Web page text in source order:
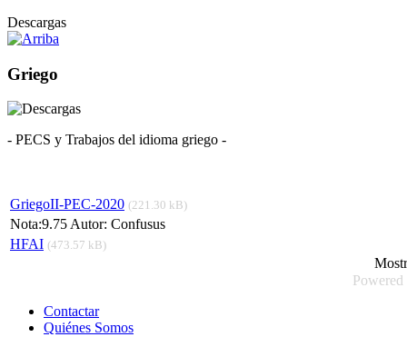
Descargas
Griego
- PECS y Trabajos del idioma griego -
GriegoII-PEC-2020 (221.30 kB)
Nota:9.75 Autor: Confusus
HFAI (473.57 kB)
Contactar
Quiénes Somos